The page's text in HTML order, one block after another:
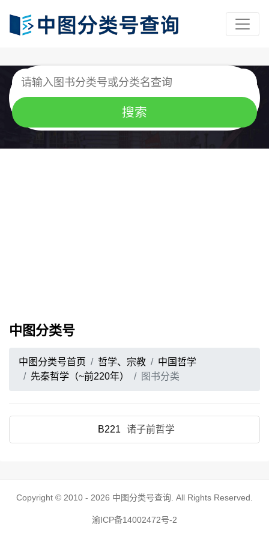
中图分类号
中图分类号首页 哲学、宗教
中国哲学
先秦哲学（~前220年）
图书分类
B221 诸子前哲学
Copyright © 2010 - 2026 中图分类号查询 . All Rights Reserved.
渝ICP备14002472号-2